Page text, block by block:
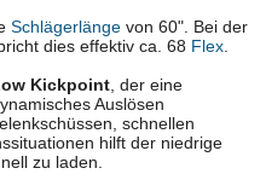
Schlägerlänge von 60". Bei der
dies effektiv ca. 68 Flex.
Kickpoint, der eine
Auslösen
schnellen
hilft der niedrige
zu laden.